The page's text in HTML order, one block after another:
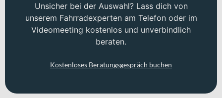
Unsicher bei der Auswahl? Lass dich von
unserem Fahrradexperten am Telefon oder im
Videomeeting kostenlos und unverbindlich
beraten.
Kostenloses Beratungsgespräch buchen